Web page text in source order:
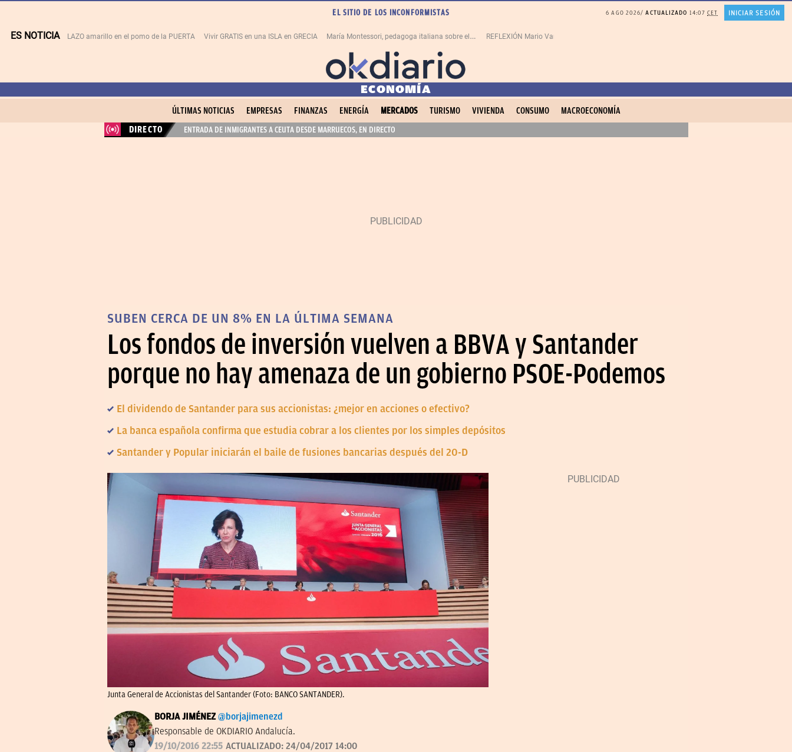
EL SITIO DE LOS INCONFORMISTAS 6 AGO 2026 ACTUALIZADO 14:07CET INICIAR SESIÓN
ES NOTICIA LAZO amarillo en el pomo de la PUERTA Vivir GRATIS en una ISLA en GRECIA M
aría Montessori, pedagoga italiana sobre el ERROR REFLEXIÓN Mario Vargas Llosa
ECONOMÍA
ÚLTIMAS NOTICIAS EMPRESAS FINANZAS ENERGÍA MERCADOS TURISMO VIVIENDA CONSUMO
MACROECONOMÍA
DIRECTO
ENTRADA DE INMIGRANTES A CEUTA DESDE MARRUECOS, EN DIRECTO
SUBEN CERCA DE UN 8% EN LA ÚLTIMA SEMANA
Los fondos de inversión vuelven a BBVA y Santander
porque no hay amenaza de un gobierno PSOE-Podemos
El dividendo de Santander para sus accionistas: ¿mejor en acciones o efectivo?
La banca española confirma que estudia cobrar a los clientes por los simples depósitos
Santander y Popular iniciarán el baile de fusiones bancarias después del 20-D
Junta General de Accionistas del Santander (Foto: BANCO SANTANDER).
BORJA JIMÉNEZ @borjajimenezd
Responsable de OKDIARIO Andalucía.
19/10/2016 22:55 ACTUALIZADO: 24/04/2017 14:00